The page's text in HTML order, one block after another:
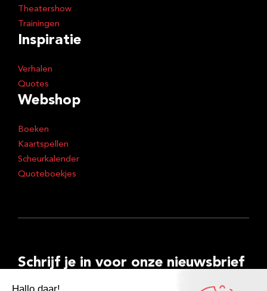
Theatershow
Trainingen
Inspiratie
Verhalen
Quotes
Webshop
Boeken
Kaartspellen
Scheurkalender
Quoteboekjes
Schrijf je in voor onze nieuwsbrief